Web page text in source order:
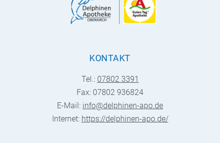
KONTAKT
Tel.: 07802 3391
Fax: 07802 936824
E-Mail: info@delphinen-apo.de
Internet: https://delphinen-apo.de/